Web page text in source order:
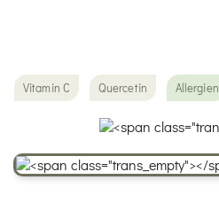
Vitamin C Quercetin Allergien